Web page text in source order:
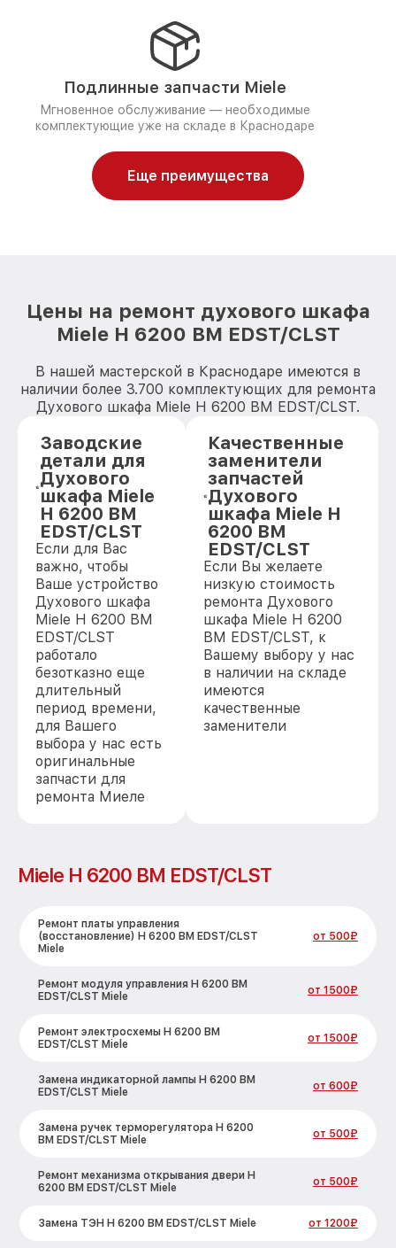
Подлинные запчасти Miele
Мгновенное обслуживание — необходимые
комплектующие уже на складе в Краснодаре
Еще преимущества
Цены на ремонт духового шкафа
Miele H 6200 BM EDST/CLST
В нашей мастерской в Краснодаре имеются в
наличии более 3.700 комплектующих для ремонта
Духового шкафа Miele H 6200 BM EDST/CLST.
Заводские
детали для
Духового
шкафа Miele
H 6200 BM
EDST/CLST
Если для Вас
важно, чтобы
Ваше устройство
Духового шкафа
Miele H 6200 BM
EDST/CLST
работало
безотказно еще
длительный
период времени,
для Вашего
выбора у нас есть
оригинальные
запчасти для
ремонта Миеле
Качественные
заменители
запчастей
Духового
шкафа Miele H
6200 BM
EDST/CLST
Если Вы желаете
низкую стоимость
ремонта Духового
шкафа Miele H 6200
BM EDST/CLST, к
Вашему выбору у нас
в наличии на складе
имеются
качественные
заменители
Miele H 6200 BM EDST/CLST
Ремонт платы управления
(восстановление) H 6200 BM EDST/CLST
Miele
от 500₽
Ремонт модуля управления H 6200 BM
EDST/CLST Miele
от 1500₽
Ремонт электросхемы H 6200 BM
EDST/CLST Miele
от 1500₽
Замена индикаторной лампы H 6200 BM
EDST/CLST Miele
от 600₽
Замена ручек терморегулятора H 6200
BM EDST/CLST Miele
от 500₽
Ремонт механизма открывания двери H
6200 BM EDST/CLST Miele
от 500₽
Замена ТЭН H 6200 BM EDST/CLST Miele от 1200₽